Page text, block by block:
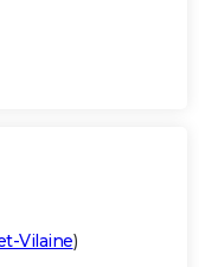
Vilaine)